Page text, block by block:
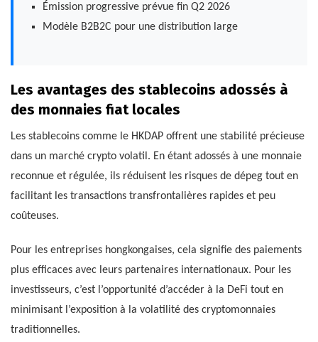
Émission progressive prévue fin Q2 2026
Modèle B2B2C pour une distribution large
Les avantages des stablecoins adossés à
des monnaies fiat locales
Les stablecoins comme le HKDAP offrent une stabilité précieuse
dans un marché crypto volatil. En étant adossés à une monnaie
reconnue et régulée, ils réduisent les risques de dépeg tout en
facilitant les transactions transfrontalières rapides et peu
coûteuses.
Pour les entreprises hongkongaises, cela signifie des paiements
plus efficaces avec leurs partenaires internationaux. Pour les
investisseurs, c’est l’opportunité d’accéder à la DeFi tout en
minimisant l’exposition à la volatilité des cryptomonnaies
traditionnelles.